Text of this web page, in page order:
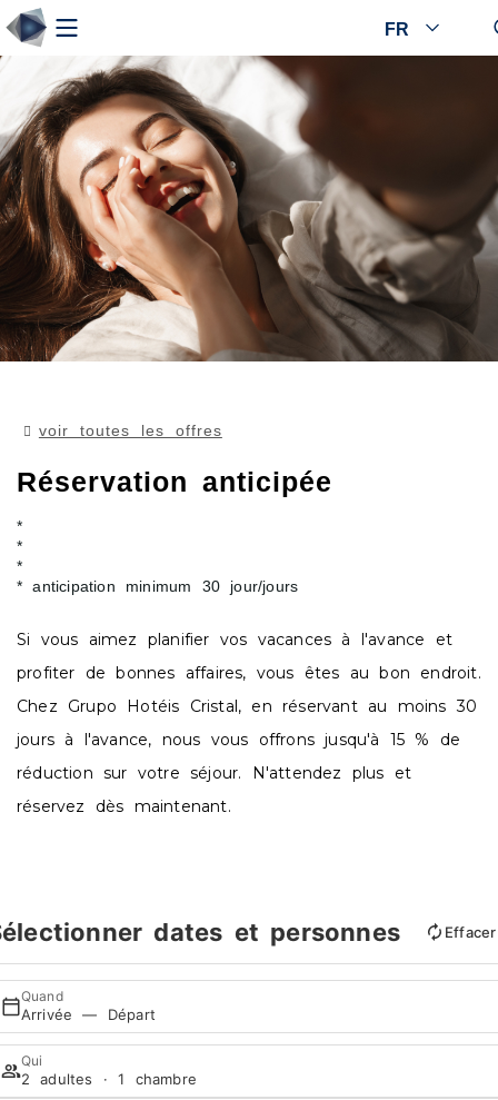
FR
voir toutes les offres
Réservation anticipée
anticipation minimum 30 jour/jours
Si vous aimez planifier vos vacances à l'avance et
profiter de bonnes affaires, vous êtes au bon endroit.
Chez Grupo Hotéis Cristal, en réservant au moins 30
jours à l'avance, nous vous offrons jusqu'à 15 % de
réduction sur votre séjour. N'attendez plus et
réservez dès maintenant.
dates et personnes Effacer
Quand
Arrivée — Départ
Qui
2 adultes · 1 chambre